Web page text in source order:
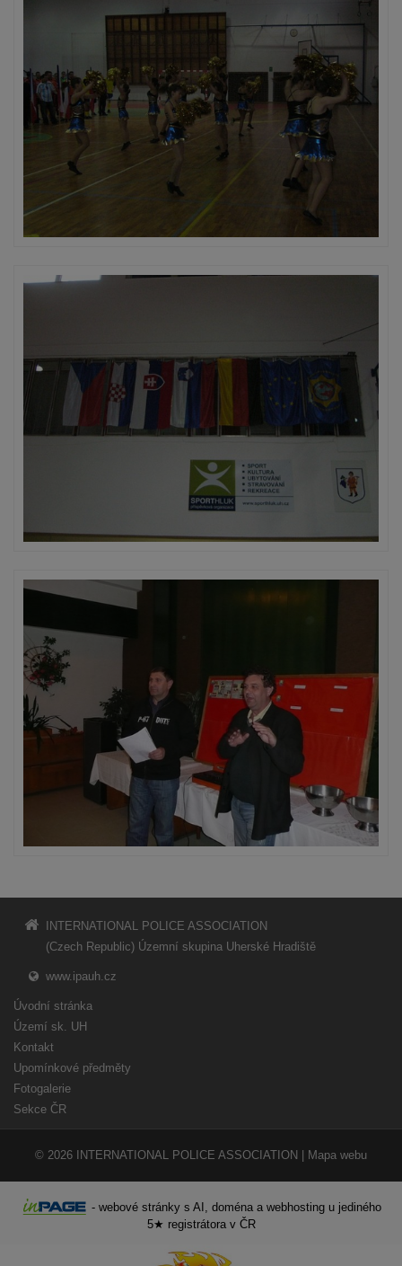
INTERNATIONAL POLICE ASSOCIATION
(Czech Republic) Územní skupina Uherské Hradiště
www.ipauh.cz
Úvodní stránka
Území sk. UH
Kontakt
Upomínkové předměty
Fotogalerie
Sekce ČR
© 2026 INTERNATIONAL POLICE ASSOCIATION Mapa webu
- webové stránkys AI, doménaa webhostingu jediného
5★ registrátora v ČR